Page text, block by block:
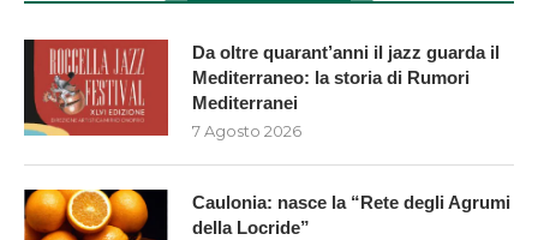
Da oltre quarant’anni il jazz guarda il
Mediterraneo: la storia di Rumori
Mediterranei
7 Agosto 2026
Caulonia: nasce la “Rete degli Agrumi
della Locride”